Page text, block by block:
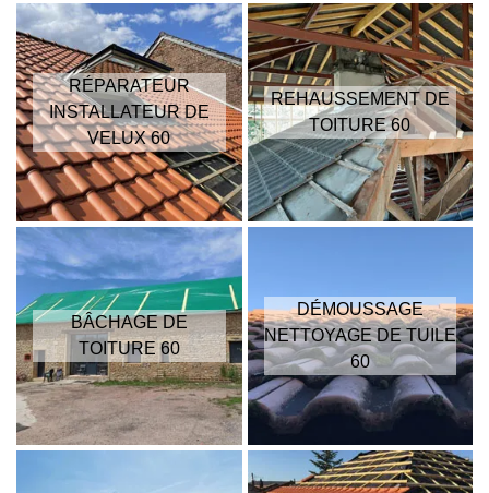
RÉPARATEUR
INSTALLATEUR DE
VELUX 60
REHAUSSEMENT DE
TOITURE 60
BÂCHAGE DE
TOITURE 60
DÉMOUSSAGE
NETTOYAGE DE TUILE
60